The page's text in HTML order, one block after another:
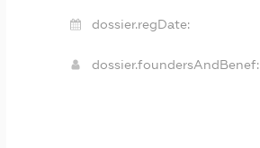
dossier.regDate:
dossier.foundersAndBenef: